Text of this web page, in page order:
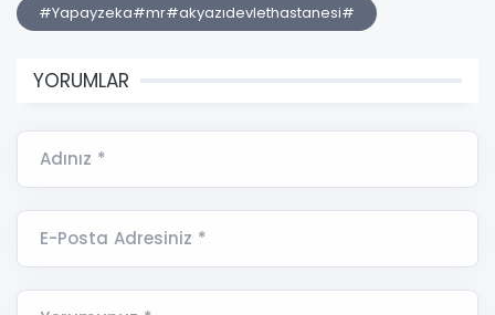
#Yapayzeka#mr#akyazıdevlethastanesi#
YORUMLAR
Adınız *
E-Posta Adresiniz *